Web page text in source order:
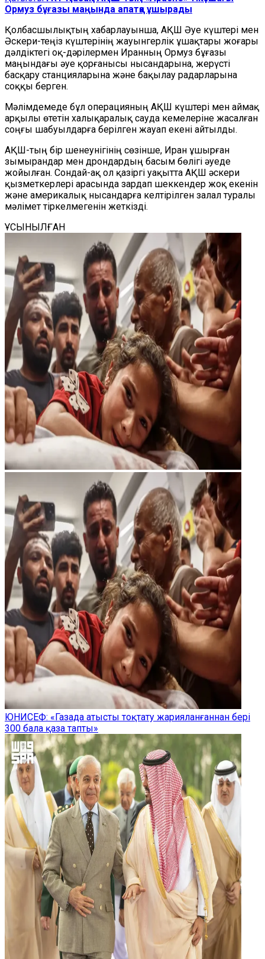
Ормуз бұғазы маңында апатқа ұшырады
Қолбасшылықтың хабарлауынша, АҚШ Әуе күштері мен
Әскери-теңіз күштерінің жауынгерлік ұшақтары жоғары
дәлдіктегі оқ-дәрілермен Иранның Ормуз бұғазы
маңындағы әуе қорғанысы нысандарына, жерүсті
басқару станцияларына және бақылау радарларына
соққы берген.
Мәлімдемеде бұл операцияның АҚШ күштері мен аймақ
арқылы өтетін халықаралық сауда кемелеріне жасалған
соңғы шабуылдарға берілген жауап екені айтылды.
АҚШ-тың бір шенеунігінің сөзінше, Иран ұшырған
зымырандар мен дрондардың басым бөлігі әуеде
жойылған. Сондай-ақ ол қазіргі уақытта АҚШ әскери
қызметкерлері арасында зардап шеккендер жоқ екенін
және америкалық нысандарға келтірілген залал туралы
мәлімет тіркелмегенін жеткізді.
ҰСЫНЫЛҒАН
ЮНИСЕФ: «Газада атысты тоқтату жарияланғаннан бері
300 бала қаза тапты»